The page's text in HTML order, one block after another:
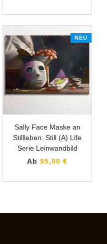
NEU
Sally Face Maske an
Stillleben: Still (A) Life
Serie Leinwandbild
Ab 95,90 €